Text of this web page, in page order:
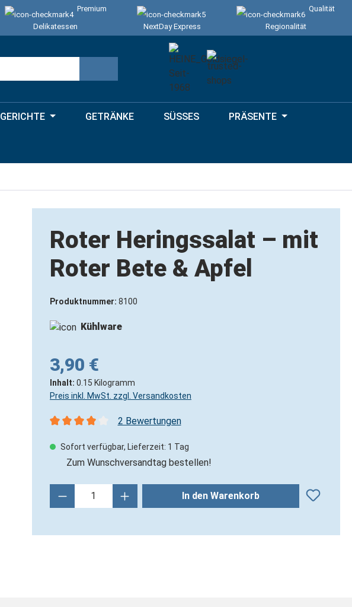
Premium
Delikatessen
NextDay Express
Qualität
Regionalität
GERICHTE GETRÄNKE SÜSSES PRÄSENTE
Roter Heringssalat – mit
Roter Bete & Apfel
Produktnummer: 8100
Kühlware
3,90 €
Inhalt: 0.15 Kilogramm
Preis inkl. MwSt. zzgl. Versandkosten
2 Bewertungen
Sofort verfügbar, Lieferzeit: 1 Tag
Zum Wunschversandtag bestellen!
Produkt Anzahl: Gib den gewünschten Wert
In den Warenkorb